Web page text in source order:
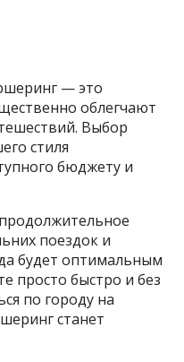
— это
облегчают
Выбор
стиля
бюджету и
поездок и
будет оптимальным
просто быстро и без
по городу на
станет